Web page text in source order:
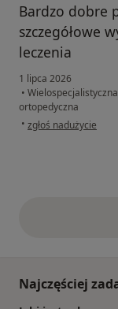
Bardzo dobre
szczegółowe
leczenia
1 lipca 2026
•
ortopedyczna
• w opinii użytkownika
zgłoś nadużycie
Najczęściej